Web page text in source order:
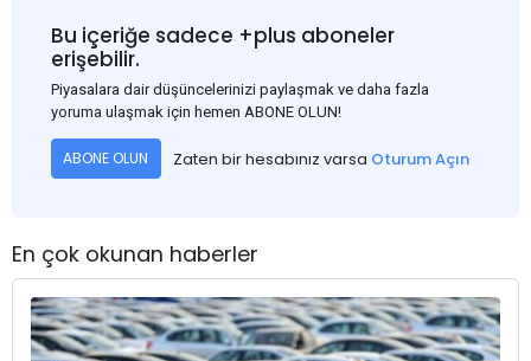
Bu içeriğe sadece +plus aboneler
erişebilir.
Piyasalara dair düşüncelerinizi paylaşmak ve daha fazla
yoruma ulaşmak için hemen ABONE OLUN!
ABONE OLUN Zaten bir hesabınız varsa Oturum Açın
En çok okunan haberler